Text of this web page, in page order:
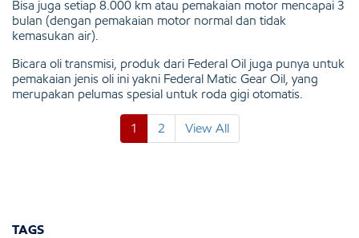
Bisa juga setiap 8.000 km atau pemakaian motor mencapai 3
bulan (dengan pemakaian motor normal dan tidak
kemasukan air).
Bicara oli transmisi, produk dari Federal Oil juga punya untuk
pemakaian jenis oli ini yakni Federal Matic Gear Oil, yang
merupakan pelumas spesial untuk roda gigi otomatis.
1 2 View All
TAGS